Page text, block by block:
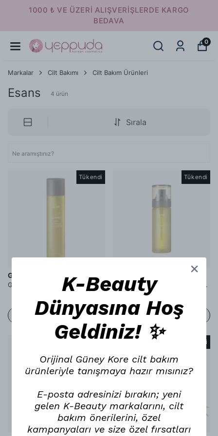
1000 ₺ VE ÜZERI ALIŞVERIŞLERDE KARGO
BEDAVA
0
Markalar Cilt Bakımı Cilt Bakım Ürünleri
Esans 4 ürün
Sırala
Tükendi
GOODAL
Goodal Heartleaf Calming Moisture Essence - Houttuynia Cordata Özlü Dinlendirici Esans
STOKTA YOK
Tükendi
Goodal Heartleaf Calming Spray Type Essence - Houttuynia Cordata Özlü Dinlendirici Sprey Esans
STOKTA YOK
Tükendi
K-Beauty
Dünyasına Hoş
Geldiniz! ✨
Orijinal Güney Kore cilt bakım
ürünleriyle tanışmaya hazır mısınız?
E-posta adresinizi bırakın; yeni
gelen K-Beauty markalarını, cilt
bakım önerilerini, özel
kampanyaları ve size özel fırsatları